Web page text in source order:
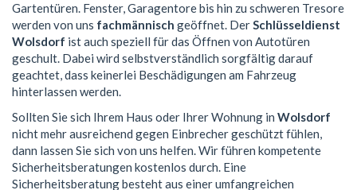
Gartentüren. Fenster, Garagentore bis hin zu schweren Tresore
werden von uns fachmännisch geöffnet. DerSchlüsseldienst
Wolsdorf ist auch speziell für das Öffnen von Autotüren
geschult. Dabei wird selbstverständlich sorgfältig darauf
geachtet, dass keinerlei Beschädigungen am Fahrzeug
hinterlassen werden.
Sollten Sie sich Ihrem Haus oder Ihrer Wohnung in Wolsdorf
nicht mehr ausreichend gegen Einbrecher geschützt fühlen,
dann lassen Sie sich von uns helfen. Wir führen kompetente
Sicherheitsberatungen kostenlos durch. Eine
Sicherheitsberatung besteht aus einer umfangreichen